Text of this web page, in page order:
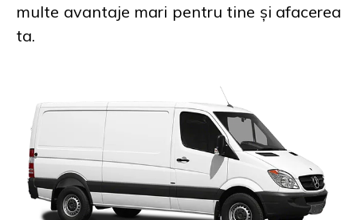
multe avantaje mari pentru tine și afacerea
ta.